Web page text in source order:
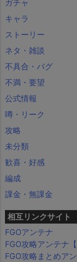
ガチャ
キャラ
ストーリー
ネタ・雑談
不具合・バグ
不満・要望
公式情報
噂・リーク
攻略
未分類
歓喜・好感
編成
課金・無課金
相互リンクサイト
FGOアンテナ
FGO攻略アンテナ
FGO攻略まとめア